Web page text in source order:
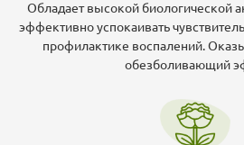
Обладает высокой биологической
эффективно успокаивать
профилактике воспалений.
обезболивающий